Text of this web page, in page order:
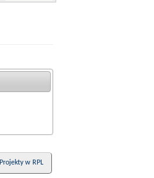
Projekty w RPL